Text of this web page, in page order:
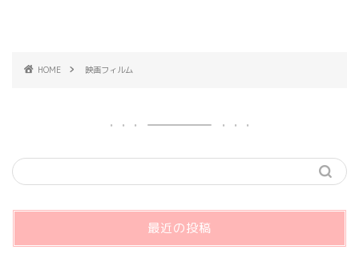
HOME 映画フィルム
最近の投稿